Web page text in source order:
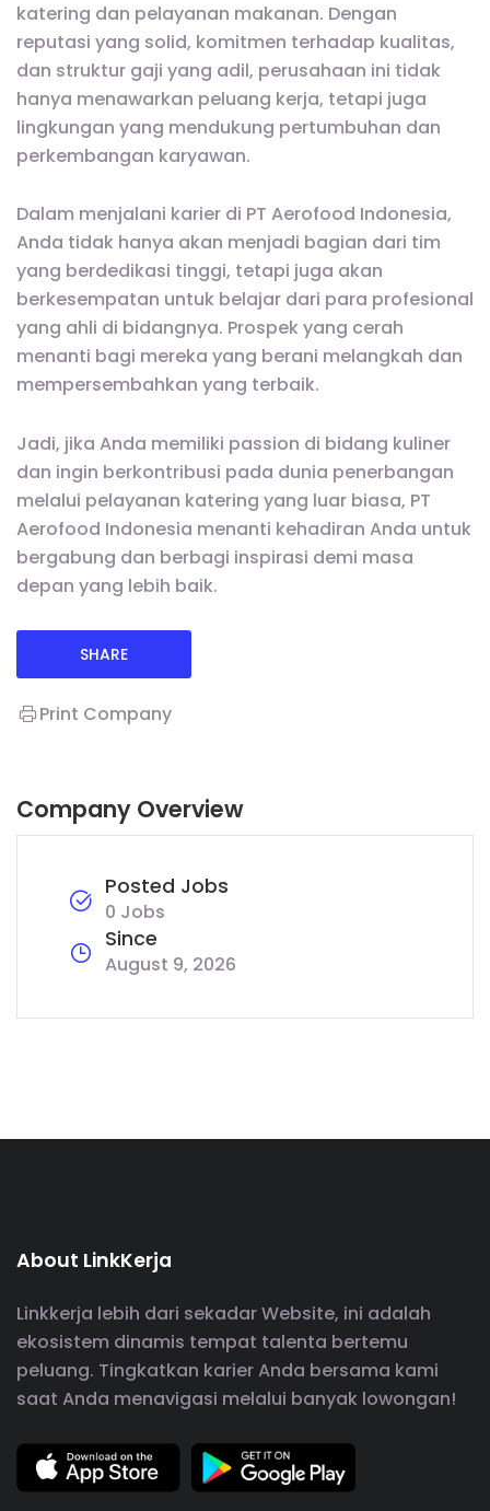
katering dan pelayanan makanan. Dengan
reputasi yang solid, komitmen terhadap kualitas,
dan struktur gaji yang adil, perusahaan ini tidak
hanya menawarkan peluang kerja, tetapi juga
lingkungan yang mendukung pertumbuhan dan
perkembangan karyawan.
Dalam menjalani karier di PT Aerofood Indonesia,
Anda tidak hanya akan menjadi bagian dari tim
yang berdedikasi tinggi, tetapi juga akan
berkesempatan untuk belajar dari para profesional
yang ahli di bidangnya. Prospek yang cerah
menanti bagi mereka yang berani melangkah dan
mempersembahkan yang terbaik.
Jadi, jika Anda memiliki passion di bidang kuliner
dan ingin berkontribusi pada dunia penerbangan
melalui pelayanan katering yang luar biasa, PT
Aerofood Indonesia menanti kehadiran Anda untuk
bergabung dan berbagi inspirasi demi masa
depan yang lebih baik.
SHARE
Print Company
Company Overview
Posted Jobs
0 Jobs
Since
August 9, 2026
About LinkKerja
Linkkerja lebih dari sekadar Website, ini adalah
ekosistem dinamis tempat talenta bertemu
peluang. Tingkatkan karier Anda bersama kami
saat Anda menavigasi melalui banyak lowongan!